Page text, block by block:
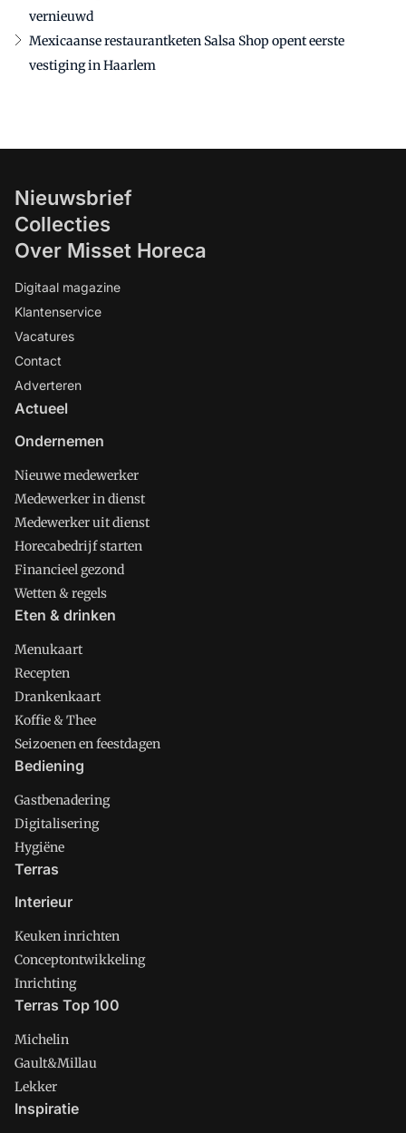
vernieuwd
Mexicaanse restaurantketen Salsa Shop opent eerste
vestiging in Haarlem
Nieuwsbrief
Collecties
Over Misset Horeca
Digitaal magazine
Klantenservice
Vacatures
Contact
Adverteren
Actueel
Ondernemen
Nieuwe medewerker
Medewerker in dienst
Medewerker uit dienst
Horecabedrijf starten
Financieel gezond
Wetten & regels
Eten & drinken
Menukaart
Recepten
Drankenkaart
Koffie & Thee
Seizoenen en feestdagen
Bediening
Gastbenadering
Digitalisering
Hygiëne
Terras
Interieur
Keuken inrichten
Conceptontwikkeling
Inrichting
Terras Top 100
Michelin
Gault&Millau
Lekker
Inspiratie